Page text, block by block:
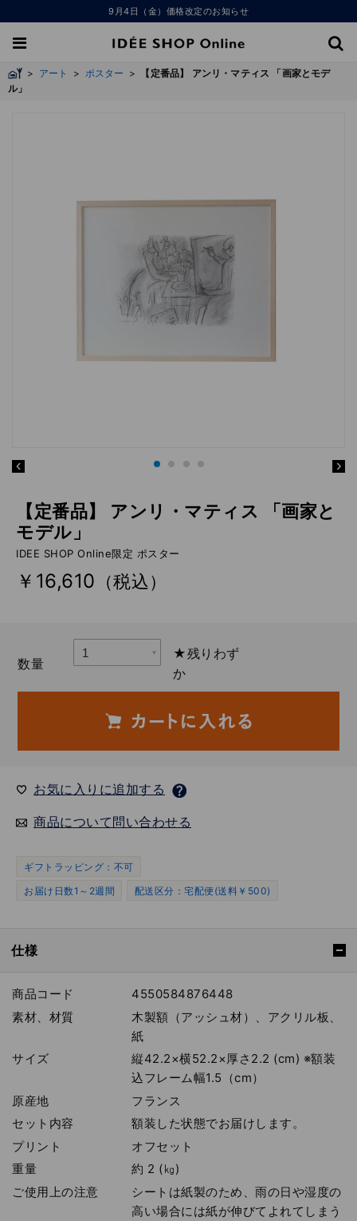
9月4日（金）価格改定のお知らせ
> アート > ポスター >
【定番品】 アンリ・マティス 「画家とモデ
ル」
【定番品】 アンリ・マティス 「画家と
モデル」
IDEE SHOP Online限定 ポスター
￥16,610 （税込）
数量
★残りわず
か
お気に入りに追加する
商品について問い合わせる
ギフトラッピング：不可
お届け日数1～2週間
配送区分：宅配便(送料￥500)
仕様
商品コード
4550584876448
素材、材質
木製額（アッシュ材）、アクリル板、
紙
サイズ
縦42.2×横52.2×厚さ2.2 (cm) ※額装
込フレーム幅1.5（cm）
原産地
フランス
セット内容
額装した状態でお届けします。
プリント
オフセット
重量
約 2 (㎏)
ご使用上の注意
シートは紙製のため、雨の日や湿度の
高い場合には紙が伸びてよれてしまう